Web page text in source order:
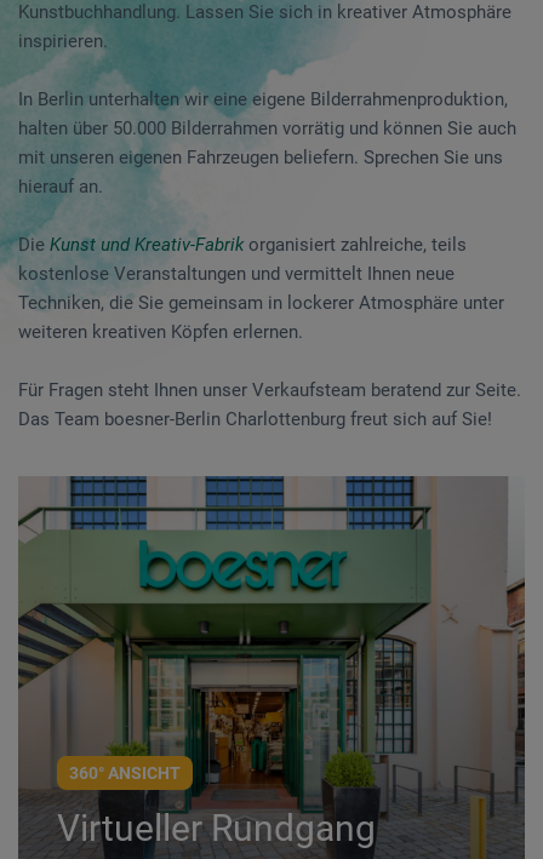
Kunstbuchhandlung. Lassen Sie sich in kreativer Atmosphäre
inspirieren.
In Berlin unterhalten wir eine eigene Bilderrahmenproduktion,
halten über 50.000 Bilderrahmen vorrätig und können Sie auch
mit unseren eigenen Fahrzeugen beliefern. Sprechen Sie uns
hierauf an.
Die Kunst und Kreativ-Fabrikorganisiert zahlreiche, teils
kostenlose Veranstaltungen und vermittelt Ihnen neue
Techniken, die Sie gemeinsam in lockerer Atmosphäre unter
weiteren kreativen Köpfen erlernen.
Für Fragen steht Ihnen unser Verkaufsteam beratend zur Seite.
Das Team boesner-Berlin Charlottenburg freut sich auf Sie!
360° ANSICHT
Virtueller Rundgang